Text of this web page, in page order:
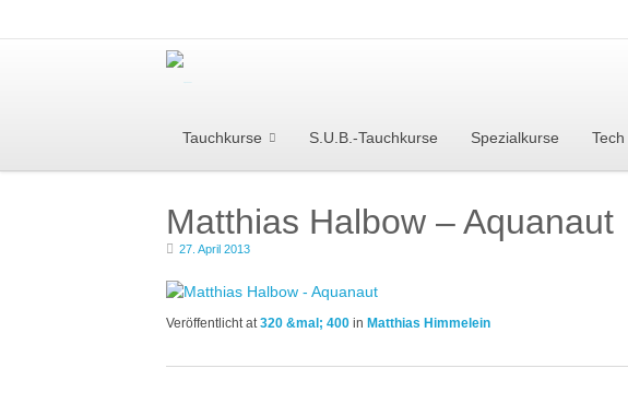
Tauchkurse S.U.B.-Tauchkurse Spezialkurse
Matthias Halbow – Aquanaut
27. April 2013
Veröffentlichtat320 &mal; 400 in Matthias Himmelein